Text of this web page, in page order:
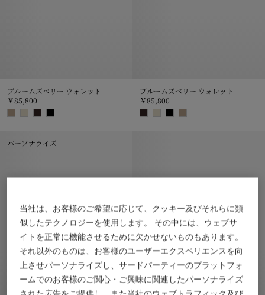
ブルームズベリー ウォレット​
￥85,800
ブルームズベリー ウォレット​
￥85,800
パーソナライズ
当社は、お客様のご希望に応じて、クッキー及びそれらに類
似したテクノロジーを使用します。 その中には、ウェブサ
イトを正常に機能させるために欠かせないものもあります。
それ以外のものは、お客様のユーザーエクスペリエンスを向
上させパーソナライズし、サードパーティーのプラットフォ
ームでのお客様のご関心・ご興味に関連したパーソナライズ